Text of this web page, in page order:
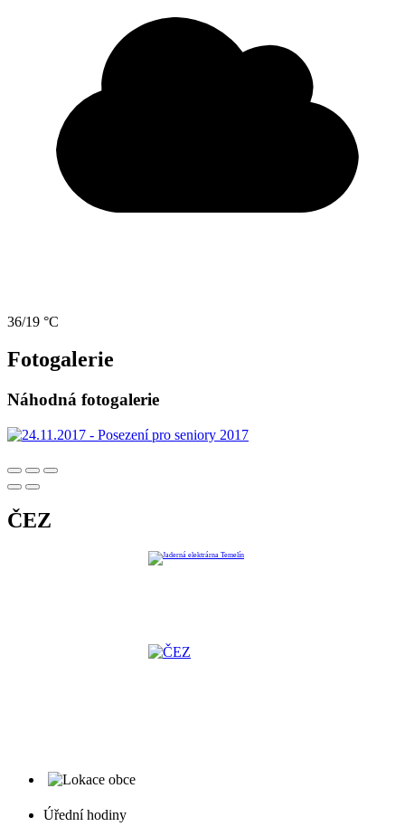
36/19 °C
Fotogalerie
Náhodná fotogalerie
ČEZ
Úřední hodiny